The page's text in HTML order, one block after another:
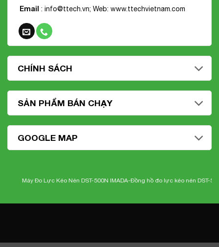
Email : info@ttech.vn; Web: www.ttechvietnam.com
CHÍNH SÁCH
SẢN PHẨM BÁN CHẠY
GOOGLE MAP
Máy Đo Lực Kéo Nén DST-500N IMADA-Đồng hồ đo lực kéo nén DST-500N